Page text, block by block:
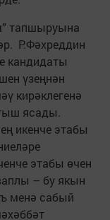
тапшыруына
Р.Фәхреддин
кандидаты
үзеңнән
кирәклегенә
ясады.
икенче этабы
этабы өчен
– бу якын
менә сабый